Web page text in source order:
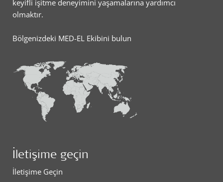
keyifli işitme deneyimini yaşamalarına yardımcı
olmaktır.
Bölgenizdeki MED-EL Ekibini bulun
İletişime geçin
İletişime Geçin